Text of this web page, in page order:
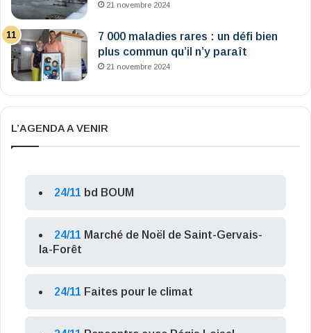
21 novembre 2024
7 000 maladies rares : un défi bien
plus commun qu’il n’y paraît
21 novembre 2024
L’AGENDA A VENIR
24/11 bd BOUM
24/11 Marché de Noël de Saint-Gervais-
la-Forêt
24/11 Faites pour le climat